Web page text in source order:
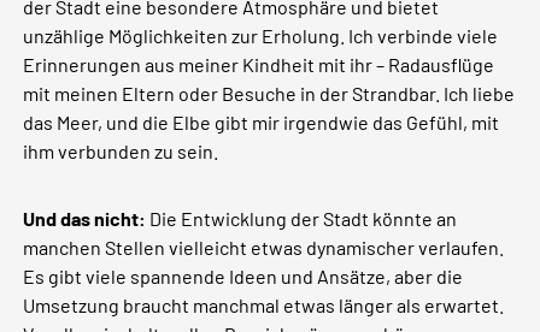
der Stadt eine besondere Atmosphäre und bietet
unzählige Möglichkeiten zur Erholung. Ich verbinde viele
Erinnerungen aus meiner Kindheit mit ihr – Radausflüge
mit meinen Eltern oder Besuche in der Strandbar. Ich liebe
das Meer, und die Elbe gibt mir irgendwie das Gefühl, mit
ihm verbunden zu sein.
Und das nicht: Die Entwicklung der Stadt könnte an
manchen Stellen vielleicht etwas dynamischer verlaufen.
Es gibt viele spannende Ideen und Ansätze, aber die
Umsetzung braucht manchmal etwas länger als erwartet.